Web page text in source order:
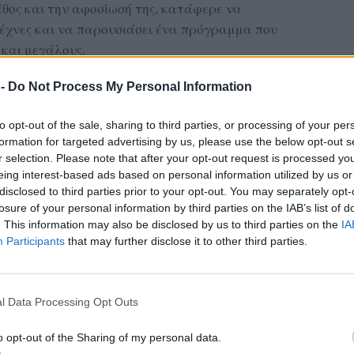
Do Not Process My Personal Information
opt-out of the sale, sharing to third parties, or processing of your
for targeted advertising by us, please use the below opt-out
selection. Please note that after your opt-out request is processed
interest-based ads based on personal information utilized by us
to third parties prior to your opt-out. You may separately
of your personal information by third parties on the IAB’s list of
This information may also be disclosed by us to third parties on the
Participants that may further disclose it to other third parties.
Data Processing Opt Outs
opt-out of the Sharing of my personal data.
και την αφοσίωσή της, κατάφερε να
και να παρουσιάσει ένα πρόγραμμα που
μεγάλους.
παρουσία στον χώρο της χορωδιακής
μικρούς της τραγουδιστές όχι μόνο νότες
μήνυμα πως η μουσική μπορεί να ενώσει τις
στις πιο δύσκολες εποχές.